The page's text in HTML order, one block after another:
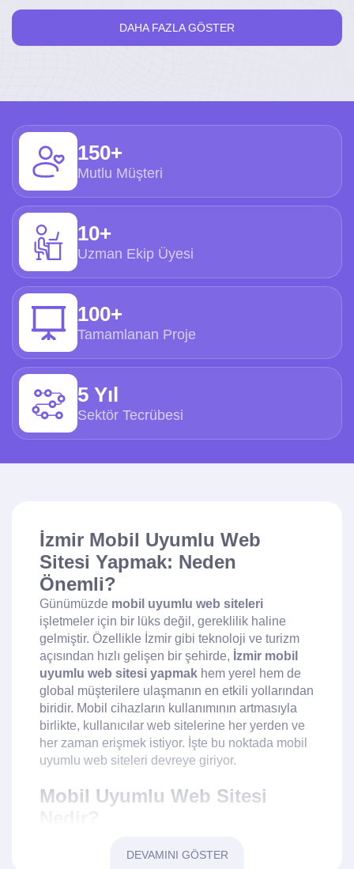
DAHA FAZLA GÖSTER
150+
Mutlu Müşteri
10+
Uzman Ekip Üyesi
100+
Tamamlanan Proje
5 Yıl
Sektör Tecrübesi
İzmir Mobil Uyumlu Web
Sitesi Yapmak: Neden
Önemli?
Günümüzde mobil uyumlu web siteleri
işletmeler için bir lüks değil, gereklilik haline
gelmiştir. Özellikle İzmir gibi teknoloji ve turizm
açısından hızlı gelişen bir şehirde, İzmir mobil
uyumlu web sitesi yapmak hem yerel hem de
global müşterilere ulaşmanın en etkili yollarından
biridir. Mobil cihazların kullanımının artmasıyla
birlikte, kullanıcılar web sitelerine her yerden ve
her zaman erişmek istiyor. İşte bu noktada mobil
uyumlu web siteleri devreye giriyor.
Mobil Uyumlu Web Sitesi
ekran boyutlarında sorunsuz çalışan bir web
DEVAMINI GÖSTER